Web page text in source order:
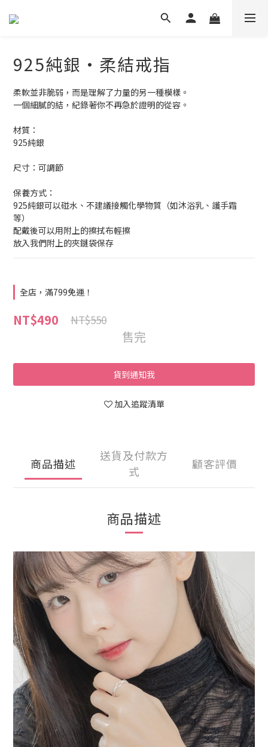
925純銀・柔結戒指
柔軟並非脆弱，而是理解了力量的另一種模樣。
一個細膩的結，紀錄著你不再急於證明的從容。
材質：
925純銀
尺寸：可調節
保養方式：
925純銀可以碰水、不建議接觸化學物質（如沐浴乳、護手霜
等）
配戴後可以用附上的擦拭布輕擦
放入我們附上的夾鏈袋保存
全店，滿799免運！
NT$490 NT$550
售完
貨到通知我
加入追蹤清單
商品描述
送貨及付款方
式
顧客評價
商品描述